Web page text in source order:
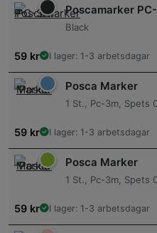
Poscamarker
Black
59 kr I lager: 1-3 arbetsdagar
Posca Marker
1 St., Pc-3m, Spets
59 kr I lager: 1-3 arbetsdagar
Posca Marker
1 St., Pc-3m, Spets
59 kr I lager: 1-3 arbetsdagar